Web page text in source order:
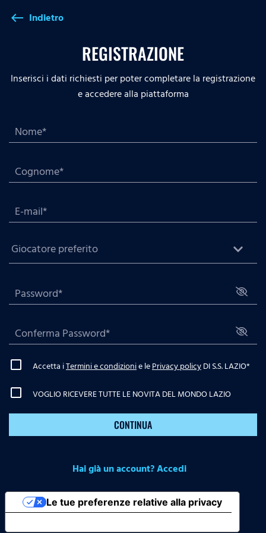
west Indietro
REGISTRAZIONE
Inserisci i dati richiesti per poter completare la registrazione
e accedere alla piattaforma
Accetta iTermini e condizionie lePrivacy policyDI S.S. LAZIO*
VOGLIO RICEVERE TUTTE LE NOVITA DEL MONDO LAZIO
CONTINUA
Hai già un account? Accedi
Le tue preferenze relative alla privacy